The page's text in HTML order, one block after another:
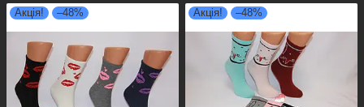
Акція! –48% Акція! –48%